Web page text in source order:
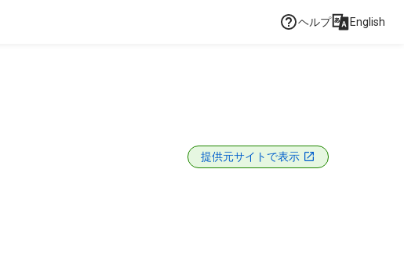
ヘルプ English
提供元サイトで表示